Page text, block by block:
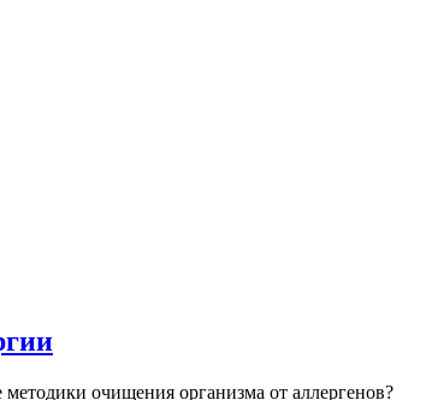
очищения организма от аллергенов?